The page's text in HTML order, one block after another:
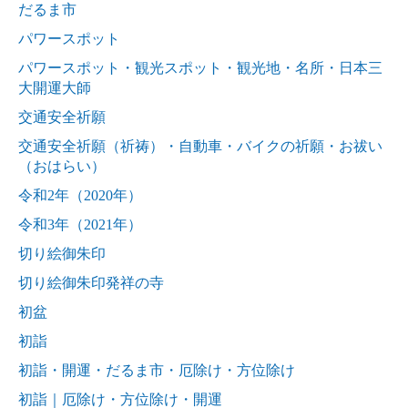
だるま市
パワースポット
パワースポット・観光スポット・観光地・名所・日本三
大開運大師
交通安全祈願
交通安全祈願（祈祷）・自動車・バイクの祈願・お祓い
（おはらい）
令和2年（2020年）
令和3年（2021年）
切り絵御朱印
切り絵御朱印発祥の寺
初盆
初詣
初詣・開運・だるま市・厄除け・方位除け
初詣｜厄除け・方位除け・開運